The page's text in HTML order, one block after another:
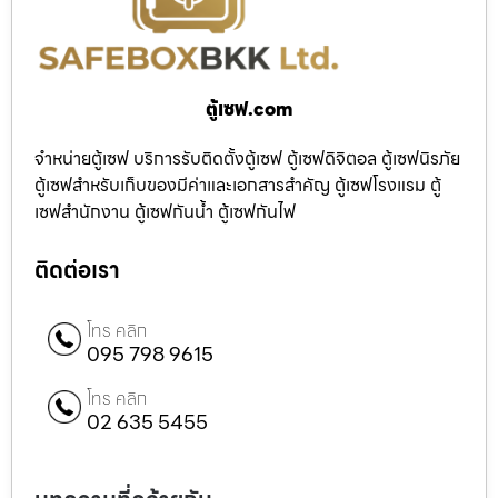
ตู้เซฟ.com
จำหน่ายตู้เซฟ บริการรับติดตั้งตู้เซฟ ตู้เซฟดิจิตอล ตู้เซฟนิรภัย
ตู้เซฟสำหรับเก็บของมีค่าและเอกสารสำคัญ ตู้เซฟโรงแรม ตู้
เซฟสำนักงาน ตู้เซฟกันน้ำ ตู้เซฟกันไฟ
ติดต่อเรา
โทร คลิก
095 798 9615
โทร คลิก
02 635 5455